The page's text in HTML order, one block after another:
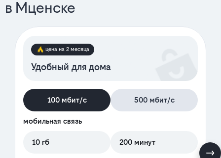
в Мценске
цена на 2 месяца
Удобный для дома
100 мбит/с 500 мбит/с
мобильная связь
10 гб 200 минут